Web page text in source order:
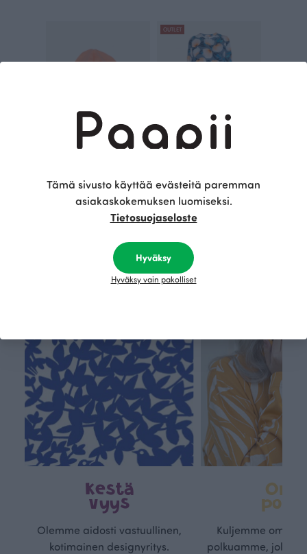
Oranssi
OUTLET
Sininen
185.00 EUR
Tämä on Paapii
Kestä
vyys
Olemme aidosti vastuullinen,
kotimainen designyritys.
Oma
Kuljemme omaa,
polkuamme, jolla
Tämä sivusto käyttää evästeitä paremman
asiakaskokemuksen luomiseksi.
Tietosuojaseloste
Hyväksy
Hyväksy vain pakolliset